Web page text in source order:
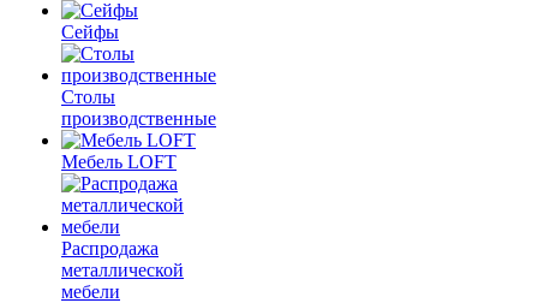
Сейфы
Столы
производственные
Мебель LOFT
Распродажа
металлической
мебели